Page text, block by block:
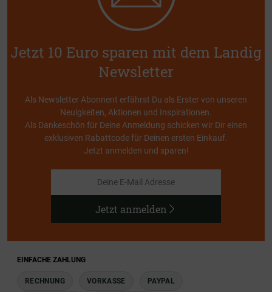
Jetzt 10 Euro sparen mit dem Landig
Newsletter
Als Newsletter Abonnent erfährst Du als Erster von unseren
Neuigkeiten, Aktionen und Inspirationen.
Als Dankeschön für Deine Anmeldung schicken wir Dir einen
exklusiven Rabattcode für Deinen ersten Einkauf.
Jetzt anmelden und sparen!
Jetzt anmelden
EINFACHE ZAHLUNG
RECHNUNG VORKASSE PAYPAL